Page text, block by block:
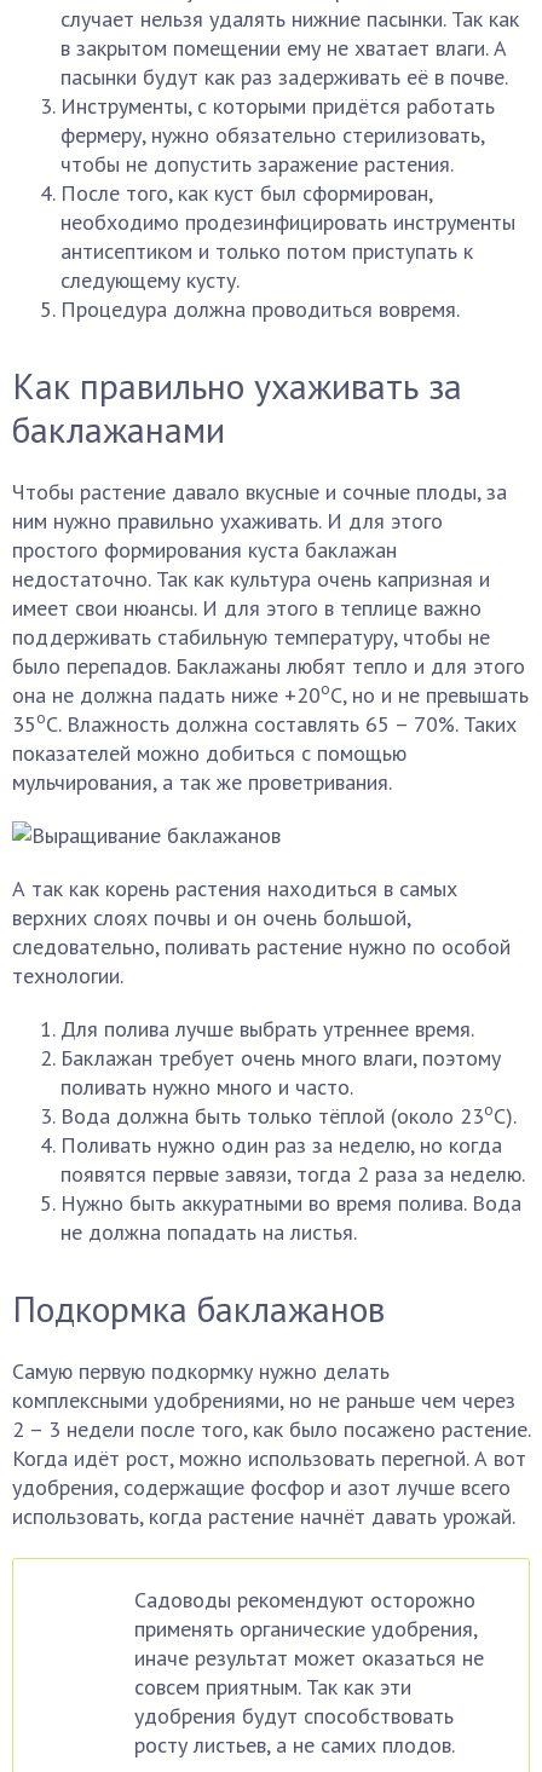
случает нельзя удалять нижние пасынки. Так как
в закрытом помещении ему не хватает влаги. А
пасынки будут как раз задерживать её в почве.
Инструменты, с которыми придётся работать
фермеру, нужно обязательно стерилизовать,
чтобы не допустить заражение растения.
После того, как куст был сформирован,
необходимо продезинфицировать инструменты
антисептиком и только потом приступать к
следующему кусту.
Процедура должна проводиться вовремя.
Как правильно ухаживать за
баклажанами
Чтобы растение давало вкусные и сочные плоды, за
ним нужно правильно ухаживать. И для этого
простого формирования куста баклажан
недостаточно. Так как культура очень капризная и
имеет свои нюансы. И для этого в теплице важно
поддерживать стабильную температуру, чтобы не
было перепадов. Баклажаны любят тепло и для этого
она не должна падать ниже +20оС, но и не превышать
35оС. Влажность должна составлять 65 – 70%. Таких
показателей можно добиться с помощью
мульчирования, а так же проветривания.
А так как корень растения находиться в самых
верхних слоях почвы и он очень большой,
следовательно, поливать растение нужно по особой
технологии.
Для полива лучше выбрать утреннее время.
Баклажан требует очень много влаги, поэтому
поливать нужно много и часто.
Вода должна быть только тёплой (около 23оС).
Поливать нужно один раз за неделю, но когда
появятся первые завязи, тогда 2 раза за неделю.
Нужно быть аккуратными во время полива. Вода
не должна попадать на листья.
Подкормка баклажанов
Самую первую подкормку нужно делать
комплексными удобрениями, но не раньше чем через
2 – 3 недели после того, как было посажено растение.
Когда идёт рост, можно использовать перегной. А вот
удобрения, содержащие фосфор и азот лучше всего
использовать, когда растение начнёт давать урожай.
Садоводы рекомендуют осторожно
применять органические удобрения,
иначе результат может оказаться не
совсем приятным. Так как эти
удобрения будут способствовать
росту листьев, а не самих плодов.